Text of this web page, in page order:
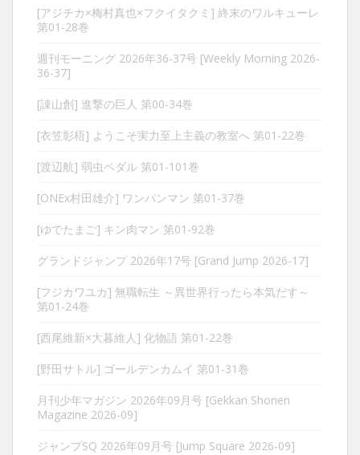
[アジチカ×梅村真也×フクイタクミ] 終末のワルキューレ
第01-28巻
週刊モーニング 2026年36-37号 [Weekly Morning 2026-
36-37]
[諌山創] 進撃の巨人 第00-34巻
[衣笠彰梧] ようこそ実力至上主義の教室へ 第01-22巻
[渡辺航] 弱虫ペダル 第01-101巻
[ONEx村田雄介] ワンパンマン 第01-37巻
[ゆでたまご] キン肉マン 第01-92巻
グランドジャンプ 2026年17号 [Grand Jump 2026-17]
[フジカワユカ] 無職転生 ～異世界行ったら本気だす～
第01-24巻
[西尾維新×大暮維人] 化物語 第01-22巻
[野田サトル] ゴールデンカムイ 第01-31巻
月刊少年マガジン 2026年09月号 [Gekkan Shonen
Magazine 2026-09]
ジャンプSQ 2026年09月号 [Jump Square 2026-09]